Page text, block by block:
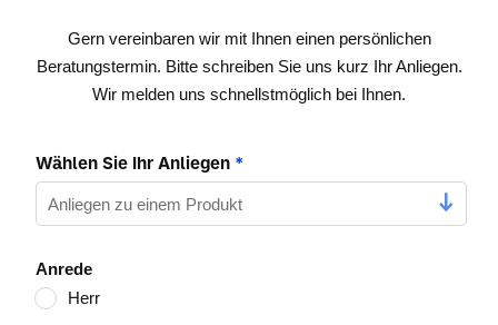
Gern vereinbaren wir mit Ihnen einen persönlichen
Beratungstermin. Bitte schreiben Sie uns kurz Ihr Anliegen.
Wir melden uns schnellstmöglich bei Ihnen.
Wählen Sie Ihr Anliegen *
Anrede
Herr